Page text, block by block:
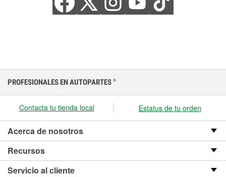
PROFESIONALES EN AUTOPARTES ®
Contacta tu tienda local Estatus de tu orden
Acerca de nosotros
Recursos
Servicio al cliente